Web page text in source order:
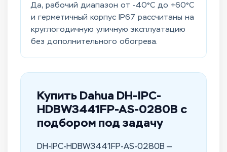
Да, рабочий диапазон от -40°C до +60°C
и герметичный корпус IP67 рассчитаны на
круглогодичную уличную эксплуатацию
без дополнительного обогрева.
Купить Dahua DH-IPC-
HDBW3441FP-AS-0280B с
подбором под задачу
DH-IPC-HDBW3441FP-AS-0280B —